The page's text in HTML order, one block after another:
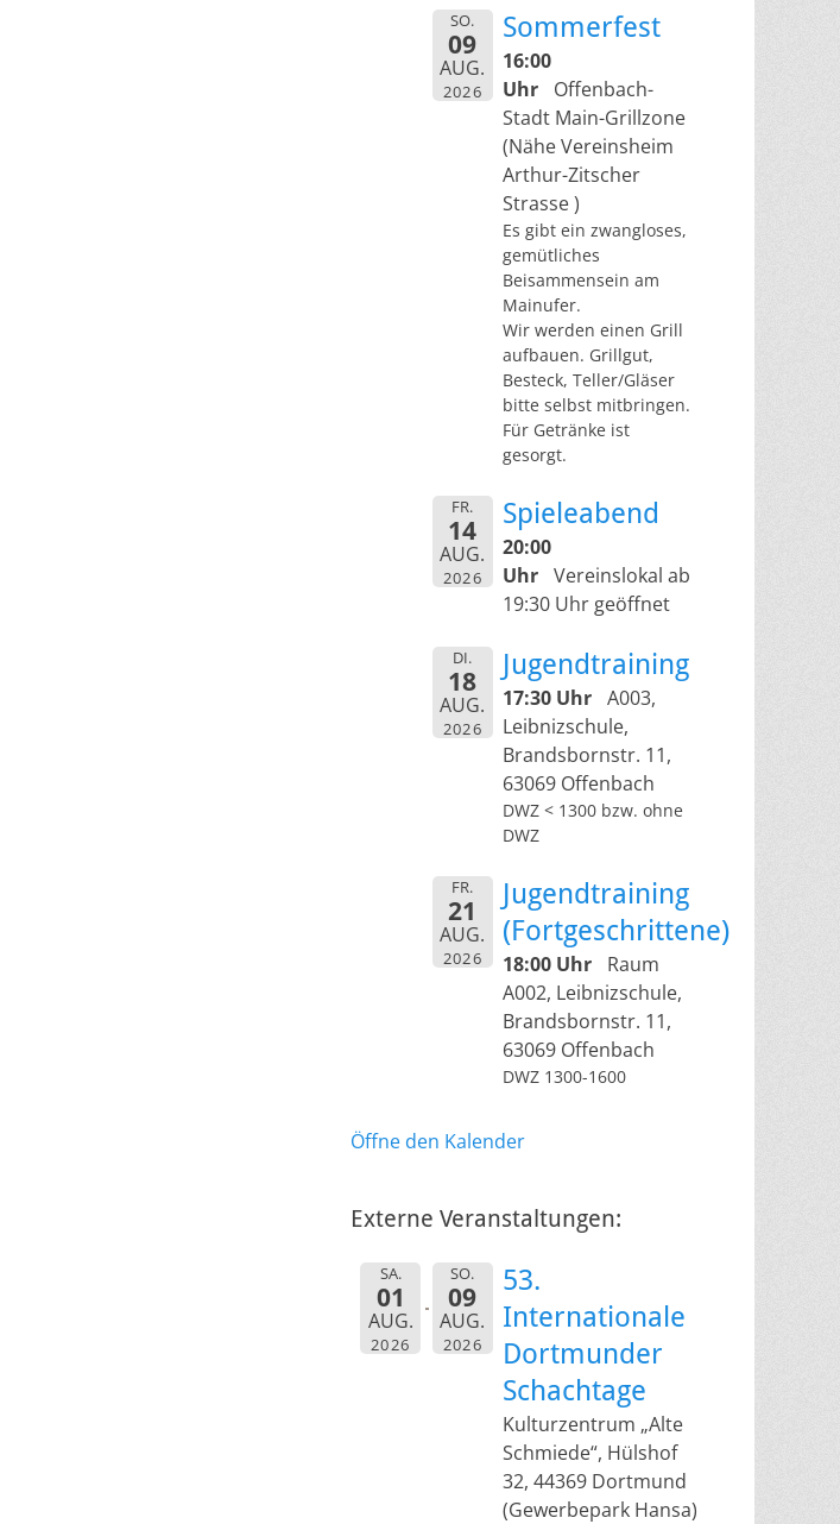
SO.
09
AUG.
2026
Sommerfest
16:00
Uhr
Offenbach-
Stadt Main-Grillzone
(Nähe Vereinsheim
Arthur-Zitscher
Strasse )
Es gibt ein zwangloses,
gemütliches
Beisammensein am
Mainufer.
Wir werden einen Grill
aufbauen. Grillgut,
Besteck, Teller/Gläser
bitte selbst mitbringen.
Für Getränke ist
gesorgt.
FR.
14
AUG.
2026
Spieleabend
20:00
Uhr Vereinslokal ab
19:30 Uhr geöffnet
DI.
18
AUG.
2026
Jugendtraining
17:30 Uhr A003,
Leibnizschule,
Brandsbornstr. 11,
63069 Offenbach
DWZ < 1300 bzw. ohne
DWZ
FR.
21
AUG.
2026
Jugendtraining
(Fortgeschrittene)
18:00 Uhr
Raum
A002, Leibnizschule,
Brandsbornstr. 11,
63069 Offenbach
DWZ 1300-1600
Öffne den Kalender
Externe Veranstaltungen:
SA.
01
AUG.
2026
SO.
09
AUG.
2026
53.
Internationale
Dortmunder
Schachtage
Kulturzentrum „Alte
Schmiede“, Hülshof
32, 44369 Dortmund
(Gewerbepark Hansa)